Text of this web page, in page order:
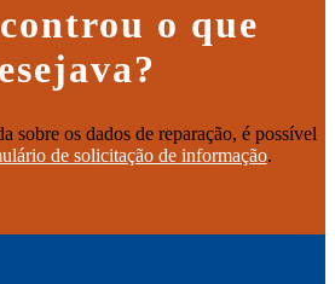
o que
sobre os dados de reparação, é possível
de solicitação de informação.